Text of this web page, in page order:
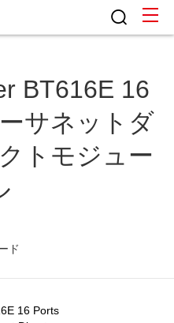
BT616E 16
サネットダ
トモジュー
ド